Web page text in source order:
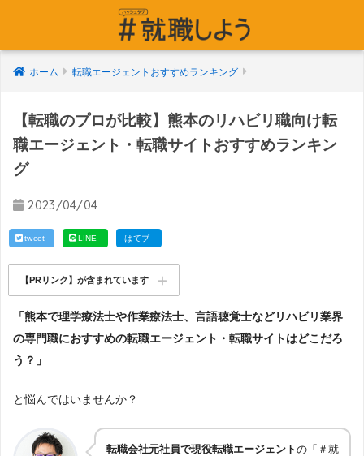
ホーム 転職エージェントおすすめランキング
【転職のプロが比較】熊本のリハビリ職向け転
職エージェント・転職サイトおすすめランキン
グ
2023/04/04
tweet LINE はてブ
【PRリンク】が含まれています
「熊本で理学療法士や作業療法士、言語聴覚士などリハビリ業界
の専門職におすすめの転職エージェント・転職サイトはどこだろ
う？」
と悩んではいませんか？
転職会社元社員で現役転職エージェントの「＃就